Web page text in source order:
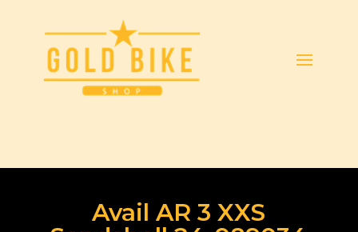
Avail AR 3 XXS